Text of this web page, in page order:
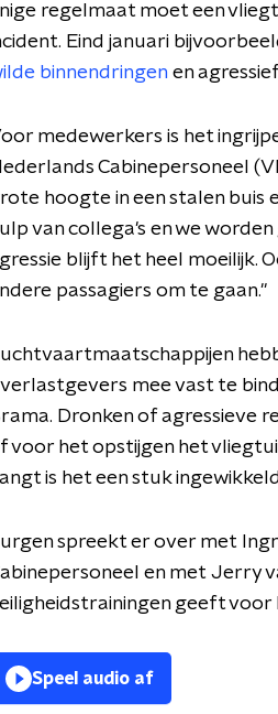
regelmaat moet een
Eind januari
binnendringen en
medewerkers is het
Cabinepersoneel
hoogte in een stalen buis
van collega's en we
blijft het heel moeilijk.
passagiers om te gaan."
mee vast te
Dronken of agressieve
voor het opstijgen het
is het een stuk
spreekt er over met
en met Jerry
geeft
Speel audio af